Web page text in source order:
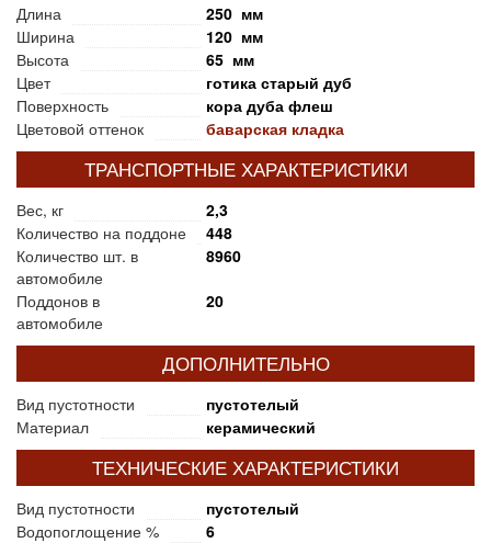
Длина
250 мм
Ширина
120 мм
Высота
65 мм
Цвет
готика старый дуб
Поверхность
кора дуба флеш
Цветовой оттенок
баварская кладка
ТРАНСПОРТНЫЕ ХАРАКТЕРИСТИКИ
Вес, кг
2,3
Количество на поддоне
448
Количество шт. в
автомобиле
8960
Поддонов в
автомобиле
20
ДОПОЛНИТЕЛЬНО
Вид пустотности
пустотелый
Материал
керамический
ТЕХНИЧЕСКИЕ ХАРАКТЕРИСТИКИ
Вид пустотности
пустотелый
Водопоглощение %
6